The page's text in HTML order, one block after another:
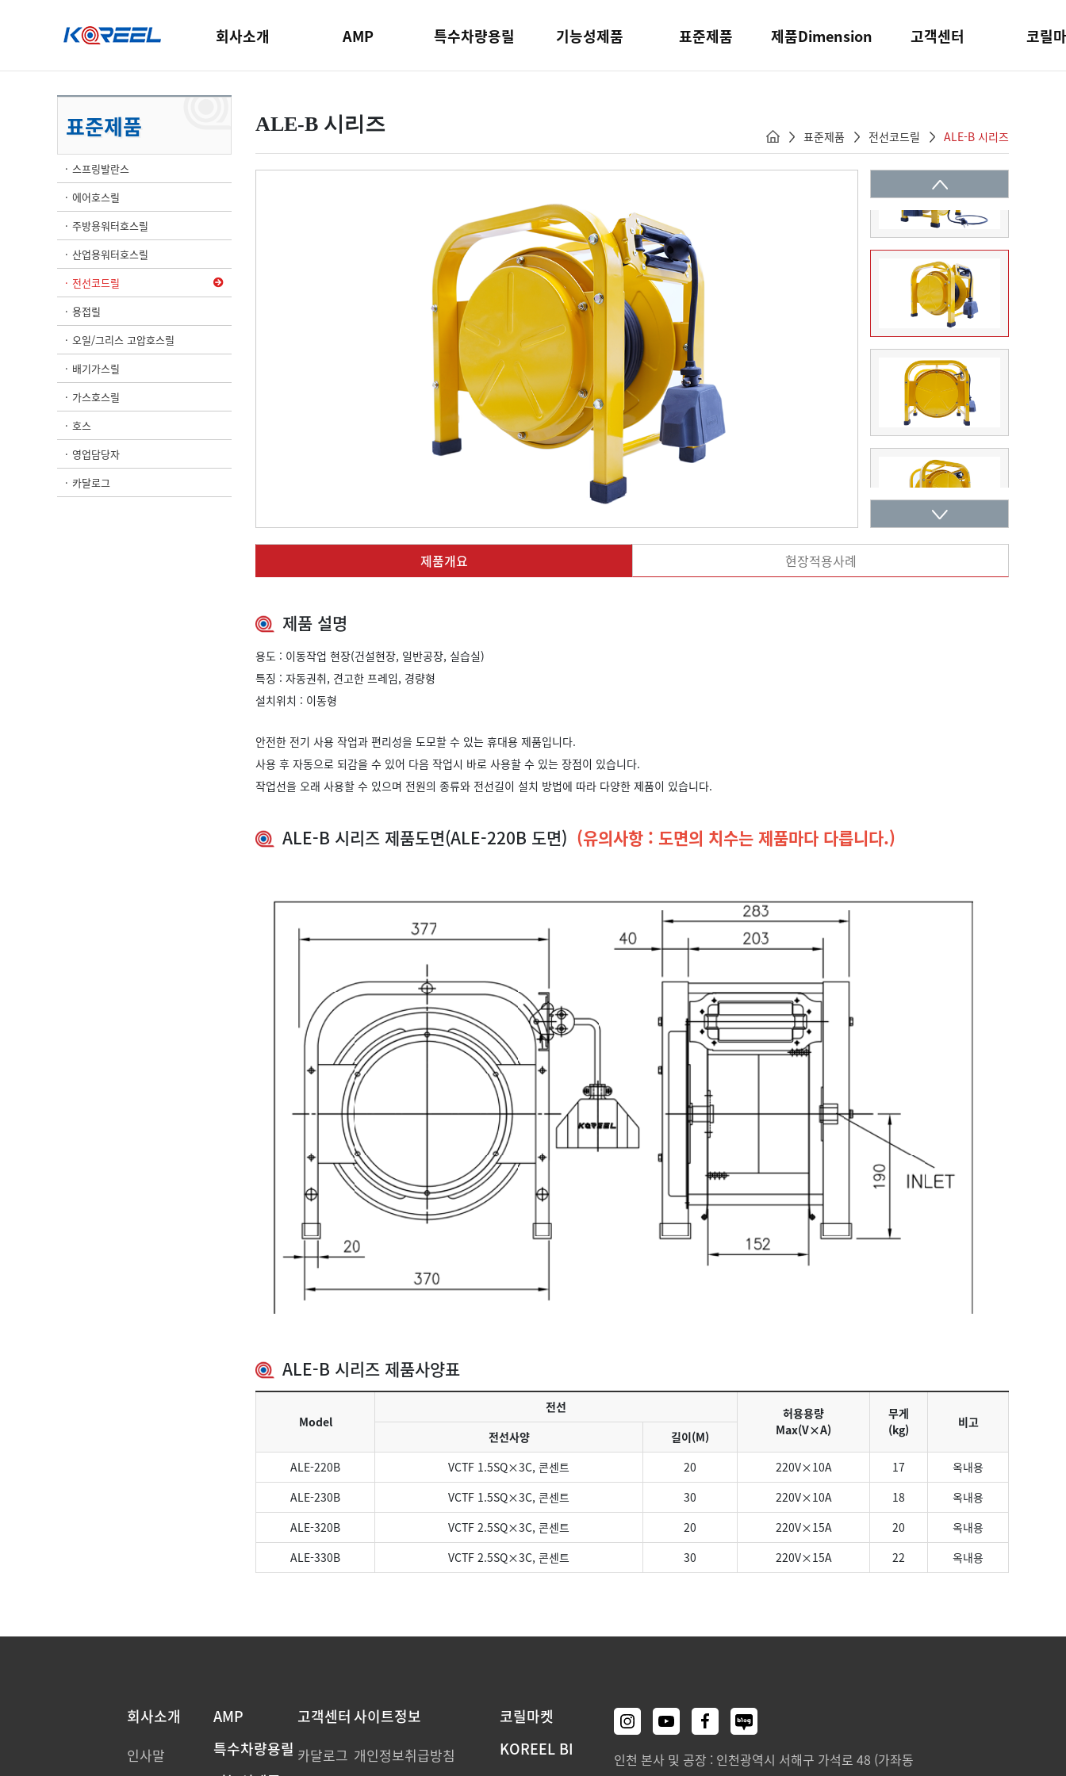
회사소개 AMP 특수차량용릴 기능성제품 표준제품 제품Dimension 고객센터 코릴
표준제품
스프링발란스
에어호스릴
주방용워터호스릴
산업용워터호스릴
전선코드릴
용접릴
오일/그리스 고압호스릴
배기가스릴
가스호스릴
호스
영업담당자
카달로그
ALE-B 시리즈
표준제품 전선코드릴 ALE-B 시리즈
제품개요 현장적용사례
제품 설명
용도 : 이동작업 현장(건설현장, 일반공장, 실습실)
특징 : 자동권취, 견고한 프레임, 경량형
설치위치 : 이동형
안전한 전기 사용 작업과 편리성을 도모할 수 있는 휴대용 제품입니다.
사용 후 자동으로 되감을 수 있어 다음 작업시 바로 사용할 수 있는 장점이 있습니다.
작업선을 오래 사용할 수 있으며 전원의 종류와 전선길이 설치 방법에 따라 다양한 제품이 있습니다.
ALE-B 시리즈 제품도면(ALE-220B 도면) (유의사항 : 도면의 치수는 제품마다 다릅니다.)
ALE-B 시리즈 제품사양표
Model
전선
허용용량
Max(V×A)
무게
(kg)
비고
전선사양
길이(M)
ALE-220B
VCTF 1.5SQ×3C, 콘센트 20 220V×10A 17
옥내용
ALE-230B
VCTF 1.5SQ×3C, 콘센트 30 220V×10A 18
옥내용
ALE-320B
VCTF 2.5SQ×3C, 콘센트 20 220V×15A 20
옥내용
ALE-330B
VCTF 2.5SQ×3C, 콘센트 30 220V×15A 22 옥내용
회사소개
인사말
AMP
특수차량용릴
고객센터
카달로그
사이트정보
개인정보취급방침
코릴마켓
KOREEL BI
인천 본사 및 공장 : 인천광역시 서해구 가석로 48 (가좌동